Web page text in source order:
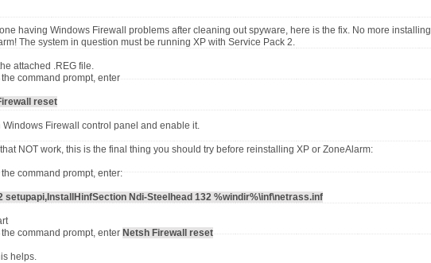
having Windows Firewall problems after cleaning out spyware, here is the fix. No more installing
The system in question must be running XP with Service Pack 2.
attached .REG file.
command prompt, enter
reset
Windows Firewall control panel and enable it.
NOT work, this is the final thing you should try before reinstalling XP or ZoneAlarm:
the command prompt, enter:
setupapi,InstallHinfSection Ndi-Steelhead 132 %windir%\inf\netrass.inf
the command prompt, enter Netsh Firewall reset
helps.